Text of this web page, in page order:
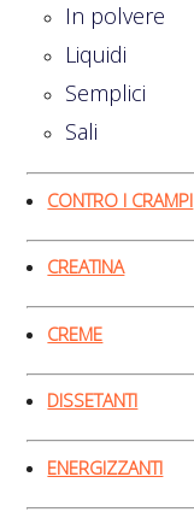
In polvere
Liquidi
Semplici
Sali
CONTRO I CRAMPI
CREATINA
CREME
DISSETANTI
ENERGIZZANTI